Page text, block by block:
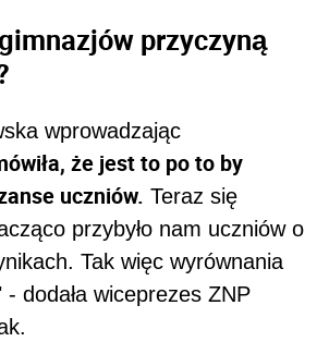
przyczyną
wprowadzając
że jest to po to by
uczniów. Teraz się
przybyło nam uczniów o
Tak więc wyrównania
- dodała wiceprezes ZNP